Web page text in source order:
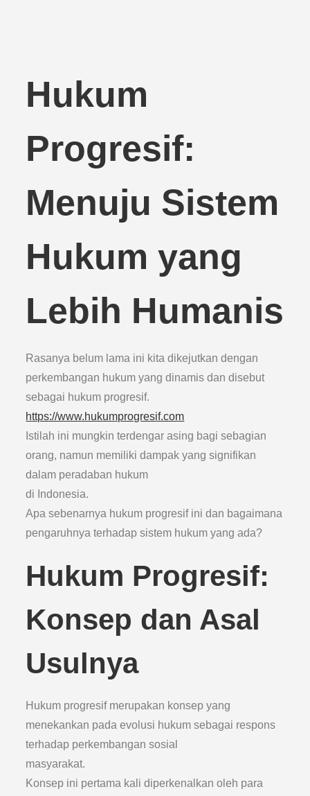
Hukum
Progresif:
Menuju Sistem
Hukum yang
Lebih Humanis
Rasanya belum lama ini kita dikejutkan dengan
perkembangan hukum yang dinamis dan disebut
sebagai hukum progresif.
https://www.hukumprogresif.com
Istilah ini mungkin terdengar asing bagi sebagian
orang, namun memiliki dampak yang signifikan
dalam peradaban hukum
di Indonesia.
Apa sebenarnya hukum progresif ini dan bagaimana
pengaruhnya terhadap sistem hukum yang ada?
Hukum Progresif:
Konsep dan Asal
Usulnya
Hukum progresif merupakan konsep yang
menekankan pada evolusi hukum sebagai respons
terhadap perkembangan sosial
masyarakat.
Konsep ini pertama kali diperkenalkan oleh para